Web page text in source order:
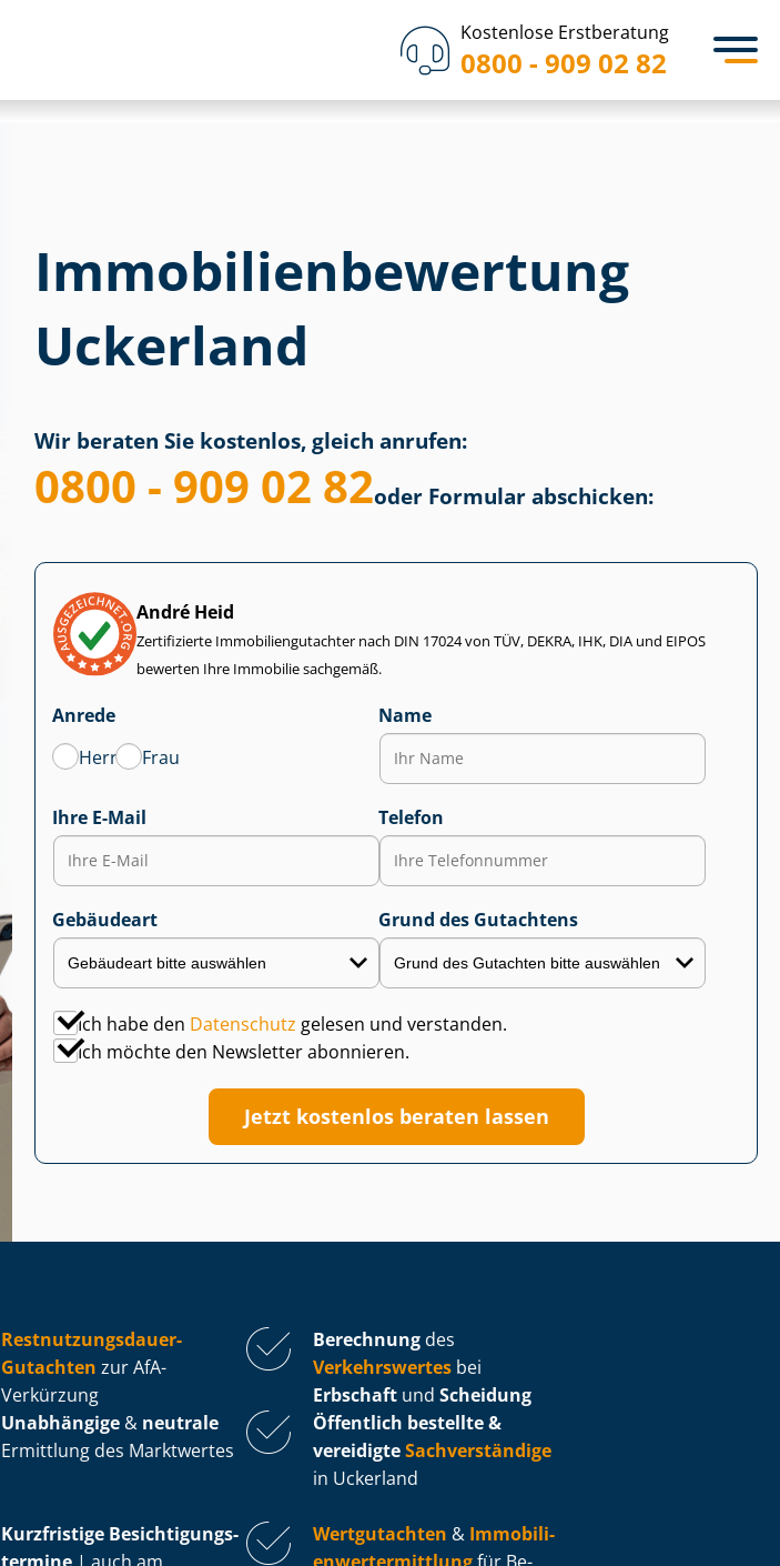
Kostenlose Erstberatung
0800 - 909 02 82
Immobilien­bewertung
Uckerland
Wir beraten Sie kostenlos, gleich anrufen:
0800 - 909 02 82oder Formular abschicken:
André Heid
Zertifizierte Im­mo­bi­li­en­gut­ach­ter nach DIN 17024 von TÜV, DEKRA, IHK, DIA und EIPOS
bewerten Ihre Immobilie sachgemäß.
Anrede
Herr
Frau
Name
Ihre E-Mail Telefon
Gebäudeart Grund des Gutachtens
Ich habe den Datenschutz gelesen und verstanden.
Ich möchte den Newsletter abonnieren.
Jetzt kostenlos beraten lassen
Rest­nut­zungs­dau­er-
Gutachten zur AfA-
Verkürzung
Berechnung des
Verkehrswertes bei
Erbschaft und Scheidung
Unabhängige & neutrale
Ermittlung des Marktwertes
Öffentlich bestellte &
vereidigteSachverständige
in Uckerland
Kurzfristige Be­sich­ti­gungs­
Wertgutachten & Im­mo­bi­li­